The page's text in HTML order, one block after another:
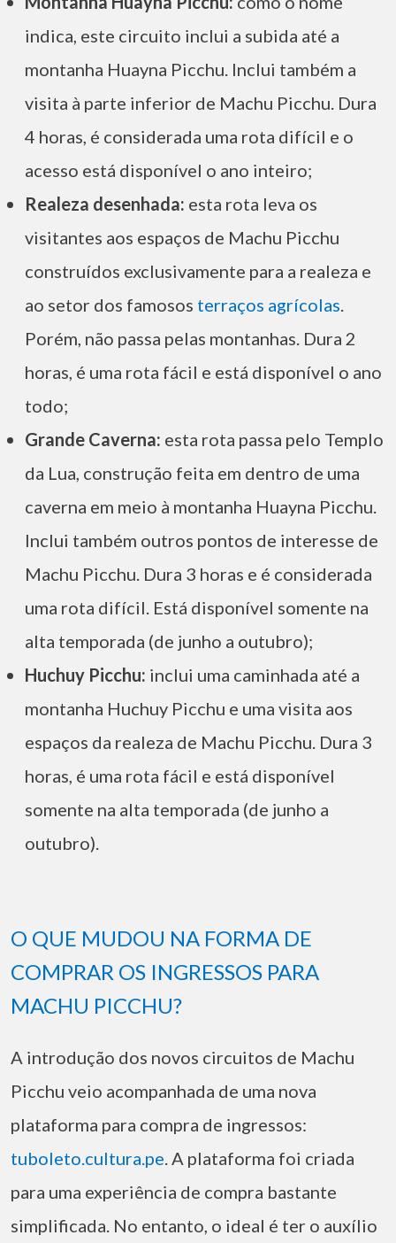
indica, este circuito inclui a subida até a
montanha Huayna Picchu. Inclui também a
visita à parte inferior de Machu Picchu. Dura
4 horas, é considerada uma rota difícil e o
acesso está disponível o ano inteiro;
Realeza desenhada: esta rota leva os
visitantes aos espaços de Machu Picchu
construídos exclusivamente para a realeza e
ao setor dos famosos terraços agrícolas.
Porém, não passa pelas montanhas. Dura 2
horas, é uma rota fácil e está disponível o ano
todo;
Grande Caverna: esta rota passa pelo Templo
da Lua, construção feita em dentro de uma
caverna em meio à montanha Huayna Picchu.
Inclui também outros pontos de interesse de
Machu Picchu. Dura 3 horas e é considerada
uma rota difícil. Está disponível somente na
alta temporada (de junho a outubro);
Huchuy Picchu: inclui uma caminhada até a
montanha Huchuy Picchu e uma visita aos
espaços da realeza de Machu Picchu. Dura 3
horas, é uma rota fácil e está disponível
somente na alta temporada (de junho a
outubro).
O QUE MUDOU NA FORMA DE
COMPRAR OS INGRESSOS PARA
MACHU PICCHU?
A introdução dos novos circuitos de Machu
Picchu veio acompanhada de uma nova
plataforma para compra de ingressos:
tuboleto.cultura.pe. A plataforma foi criada
para uma experiência de compra bastante
simplificada. No entanto, o ideal é ter o auxílio